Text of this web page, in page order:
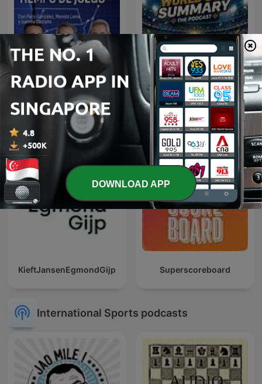
Tiempo de Juego World Cup Summary
KieftJansenEgmondGijp Superscoreboard
International Sports podcasts
DOWNLOAD APP